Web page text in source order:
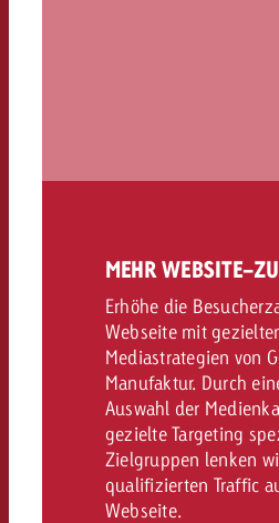
MEHR WEBSITE-
Erhöhe die
Webseite mit
Mediastrategien von
Manufaktur. Durch
Auswahl der
gezielte Targeting
Zielgruppen lenken
qualifizierten Traffic
Webseite.